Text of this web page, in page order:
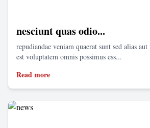
nesciunt quas odio...
repudiandae veniam quaerat sunt sed alias
est voluptatem omnis possimus ess...
Read more